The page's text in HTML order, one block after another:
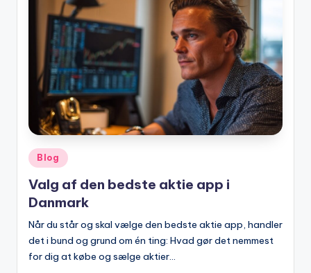
Posted
in
Blog
Valg af den bedste aktie app i
Danmark
Når du står og skal vælge den bedste aktie app, handler
det i bund og grund om én ting: Hvad gør det nemmest
for dig at købe og sælge aktier…